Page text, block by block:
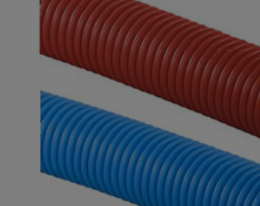
Naam
Samenvatting